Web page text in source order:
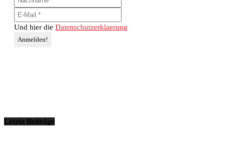
Und hier die Datenschutzerklaerung
Letzte Beiträge